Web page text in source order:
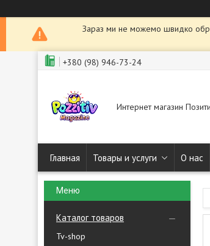
Зараз ми не можемо швидко
+380 (98) 946-73-24
Интернет магазин
Главная Товары и услуги О нас
Каталог товаров
Tv-shop